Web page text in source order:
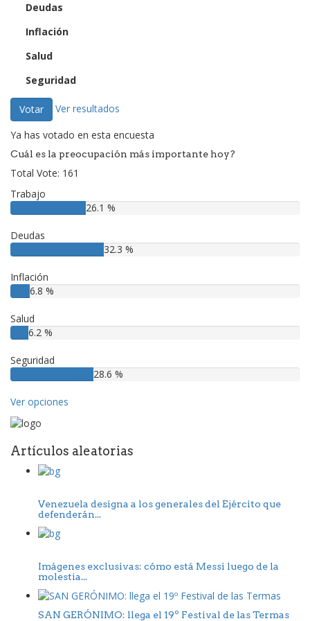
Deudas
Inflación
Salud
Seguridad
Votar Ver resultados
Ya has votado en esta encuesta
Cuál es la preocupación más importante hoy?
Total Vote: 161
Trabajo
26.1 %
Deudas
32.3 %
Inflación
6.8 %
Salud
6.2 %
Seguridad
28.6 %
Ver opciones
Artículos aleatorias
Venezuela designa a los generales del Ejército que
defenderán...
Imágenes exclusivas: cómo está Messi luego de la
molestia...
SAN GERÓNIMO: llega el 19º Festival de las Termas